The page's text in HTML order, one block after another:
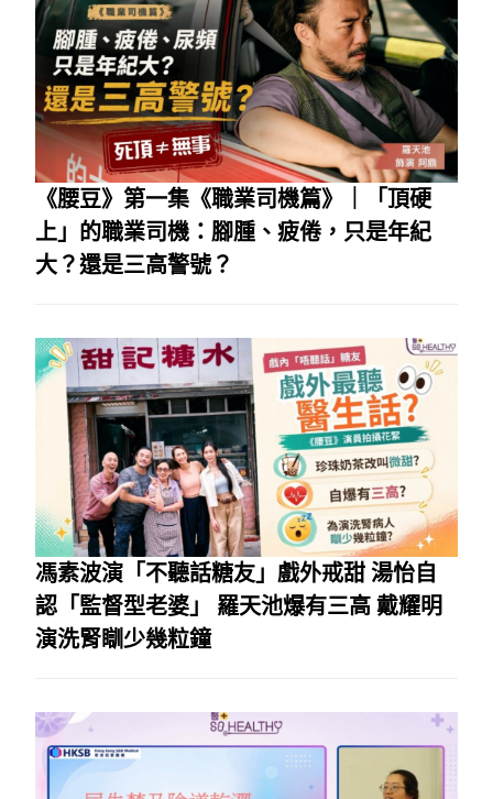
《腰豆》第一集《職業司機篇》｜「頂硬
上」的職業司機：腳腫、疲倦，只是年紀
大？還是三高警號？
馮素波演「不聽話糖友」戲外戒甜 湯怡自
認「監督型老婆」 羅天池爆有三高 戴耀明
演洗腎瞓少幾粒鐘